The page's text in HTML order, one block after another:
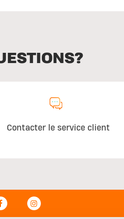
Contacter le service client